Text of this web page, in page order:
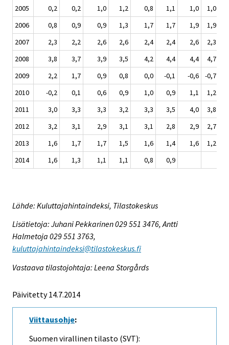
2005 0,2 0,2 1,0 1,2 0,8 1,1 1,0 1,0
2006
0,8 0,9 0,9 1,3 1,7 1,7 1,9 1,9
2007
2,3 2,2 2,6 2,6 2,4 2,4 2,6 2,3
2008
3,8 3,7 3,9 3,5 4,2 4,4 4,4 4,7
2009
2,2 1,7 0,9 0,8 0,0 -0,1 -0,6 -0,7
2010
-0,2 0,1 0,6 0,9 1,0 0,9 1,1 1,2
2011
3,0 3,3 3,3 3,2 3,3 3,5 4,0 3,8
2012
3,2 3,1 2,9 3,1 3,1 2,8 2,9 2,7
2013
1,6 1,7 1,7 1,5 1,6 1,4 1,6 1,2
2014
1,6 1,3 1,1 1,1 0,8 0,9
Lähde: Kuluttajahintaindeksi, Tilastokeskus
Lisätietoja: Juhani Pekkarinen 029 551 3476, Antti
Halmetoja 029 551 3763,
kuluttajahintaindeksi@tilastokeskus.fi
Vastaava tilastojohtaja: Leena Storgårds
Päivitetty 14.7.2014
Viittausohje:
Suomen virallinen tilasto (SVT):